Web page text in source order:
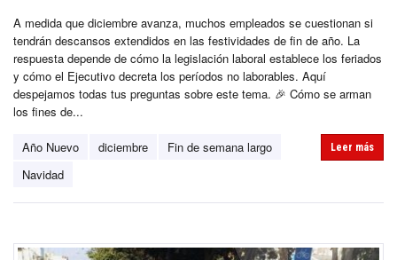
A medida que diciembre avanza, muchos empleados se cuestionan si
tendrán descansos extendidos en las festividades de fin de año. La
respuesta depende de cómo la legislación laboral establece los feriados
y cómo el Ejecutivo decreta los períodos no laborables. Aquí
despejamos todas tus preguntas sobre este tema. 🎉 Cómo se arman
los fines de...
Año Nuevo diciembre
Fin de semana largo
Navidad
Leer más